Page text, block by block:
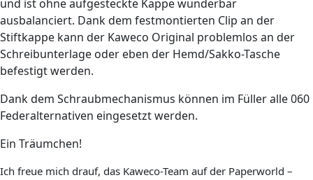
und ist ohne aufgesteckte Kappe wunderbar
ausbalanciert. Dank dem festmontierten Clip an der
Stiftkappe kann der Kaweco Original problemlos an der
Schreibunterlage oder eben der Hemd/Sakko-Tasche
befestigt werden.
Dank dem Schraubmechanismus können im Füller alle 060
Federalternativen eingesetzt werden.
Ein Träumchen!
Ich freue mich drauf, das Kaweco-Team auf der Paperworld –